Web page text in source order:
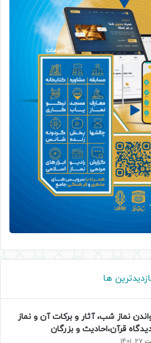
ها
نماز شب، آثار و برکات آن و نماز
قرآن،احادیث و بزرگان